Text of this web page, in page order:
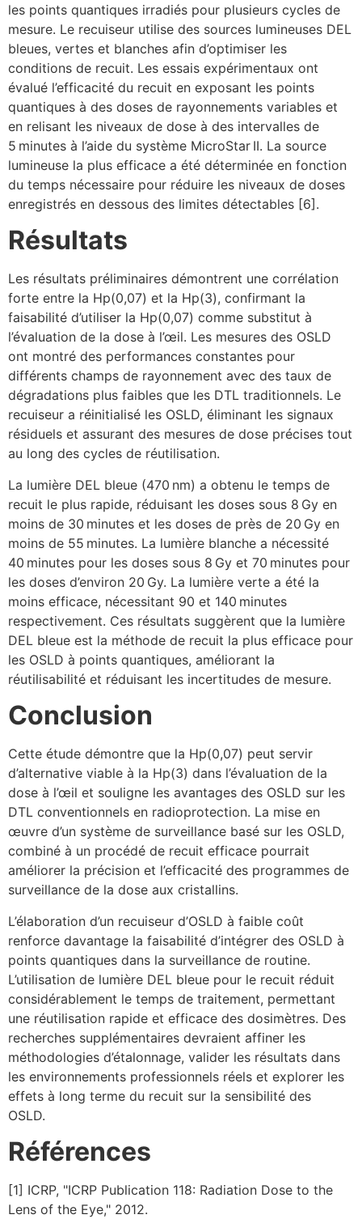
les points quantiques irradiés pour plusieurs cycles de
mesure. Le recuiseur utilise des sources lumineuses DEL
bleues, vertes et blanches afin d’optimiser les
conditions de recuit. Les essais expérimentaux ont
évalué l’efficacité du recuit en exposant les points
quantiques à des doses de rayonnements variables et
en relisant les niveaux de dose à des intervalles de
5 minutes à l’aide du système MicroStar II. La source
lumineuse la plus efficace a été déterminée en fonction
du temps nécessaire pour réduire les niveaux de doses
enregistrés en dessous des limites détectables [6].
Résultats
Les résultats préliminaires démontrent une corrélation
forte entre la Hp(0,07) et la Hp(3), confirmant la
faisabilité d’utiliser la Hp(0,07) comme substitut à
l’évaluation de la dose à l’œil. Les mesures des OSLD
ont montré des performances constantes pour
différents champs de rayonnement avec des taux de
dégradations plus faibles que les DTL traditionnels. Le
recuiseur a réinitialisé les OSLD, éliminant les signaux
résiduels et assurant des mesures de dose précises tout
au long des cycles de réutilisation.
La lumière DEL bleue (470 nm) a obtenu le temps de
recuit le plus rapide, réduisant les doses sous 8 Gy en
moins de 30 minutes et les doses de près de 20 Gy en
moins de 55 minutes. La lumière blanche a nécessité
40 minutes pour les doses sous 8 Gy et 70 minutes pour
les doses d’environ 20 Gy. La lumière verte a été la
moins efficace, nécessitant 90 et 140 minutes
respectivement. Ces résultats suggèrent que la lumière
DEL bleue est la méthode de recuit la plus efficace pour
les OSLD à points quantiques, améliorant la
réutilisabilité et réduisant les incertitudes de mesure.
Conclusion
Cette étude démontre que la Hp(0,07) peut servir
d’alternative viable à la Hp(3) dans l’évaluation de la
dose à l’œil et souligne les avantages des OSLD sur les
DTL conventionnels en radioprotection. La mise en
œuvre d’un système de surveillance basé sur les OSLD,
combiné à un procédé de recuit efficace pourrait
améliorer la précision et l’efficacité des programmes de
surveillance de la dose aux cristallins.
L’élaboration d’un recuiseur d’OSLD à faible coût
renforce davantage la faisabilité d’intégrer des OSLD à
points quantiques dans la surveillance de routine.
L’utilisation de lumière DEL bleue pour le recuit réduit
considérablement le temps de traitement, permettant
une réutilisation rapide et efficace des dosimètres. Des
recherches supplémentaires devraient affiner les
méthodologies d’étalonnage, valider les résultats dans
les environnements professionnels réels et explorer les
effets à long terme du recuit sur la sensibilité des
OSLD.
Références
[1] ICRP, "ICRP Publication 118: Radiation Dose to the
Lens of the Eye," 2012.